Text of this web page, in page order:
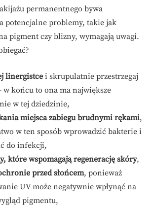
permanentnego bywa
potencjalne problemy, takie jak
pigment czy blizny, wymagają uwagi.
linergistcei skrupulatnie przestrzegaj
w końcu to ona ma największe
w tej dziedzinie,
miejsca zabiegu brudnymi rękami,
w ten sposób wprowadzić bakterie i
do infekcji,
które wspomagają regenerację skóry,
przed słońcem, ponieważ
UV może negatywnie wpłynąć na
pigmentu,